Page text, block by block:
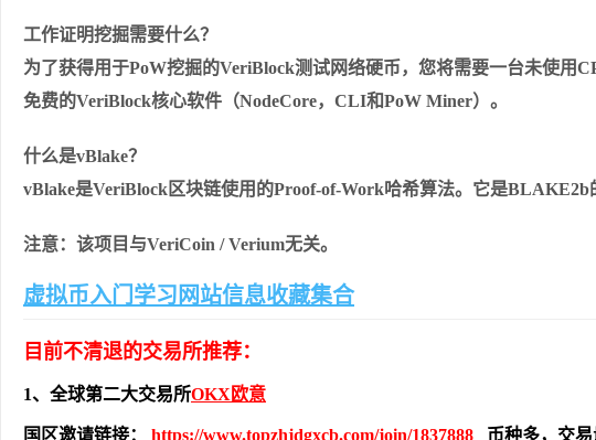
工作证明挖掘需要什么？
为了获得用于PoW挖掘的VeriBlock测试网络硬币，您将需要一台未使用
免费的VeriBlock核心软件（NodeCore，CLI和PoW Miner）。
什么是vBlake？
vBlake是VeriBlock区块链使用的Proof-of-Work哈希算法。它是BLAKE2b
注意：该项目与VeriCoin / Verium无关。
虚拟币入门学习网站信息收藏集合
目前不清退的交易所推荐：
1、全球第二大交易所OKX欧意
国区邀请链接： https://www.topzhjdgxcb.com/join/1837888 币种多，交易